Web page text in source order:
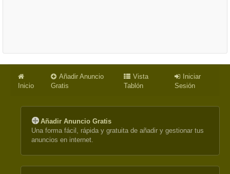
Inicio
Añadir Anuncio
Gratis
Vista
Tablón
Iniciar
Sesión
Añadir Anuncio Gratis
Una forma fácil, rápida y gratuita de añadir y gestionar tus
anuncios en internet.